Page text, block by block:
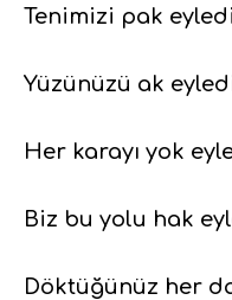
Tenimizi pak
Yüzünüzü ak
Her karayı yok
Biz bu yolu hak
Döktüğünüz her